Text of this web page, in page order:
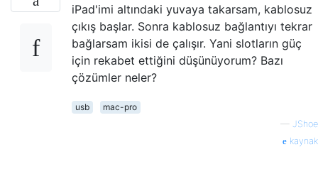
iPad'imi altındaki yuvaya takarsam, kablosuz
çıkış başlar. Sonra kablosuz bağlantıyı tekrar
bağlarsam ikisi de çalışır. Yani slotların güç
için rekabet ettiğini düşünüyorum? Bazı
çözümler neler?
usb
mac-pro
— JShoe
kaynak